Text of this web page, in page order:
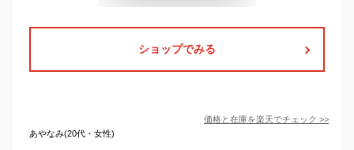
ショップでみる
価格と在庫を楽天でチェック >>
あやなみ(20代・女性)